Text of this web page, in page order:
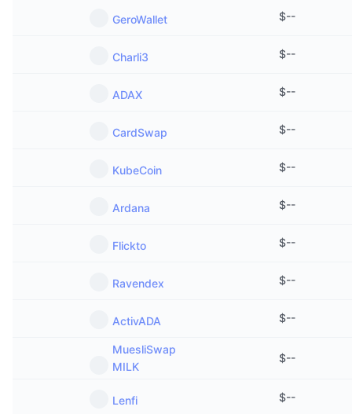
GeroWallet $--
Charli3 $--
ADAX $--
CardSwap $--
KubeCoin $--
Ardana $--
Flickto $--
Ravendex $--
ActivADA $--
MuesliSwap
MILK
$--
Lenfi $--